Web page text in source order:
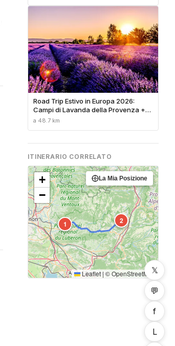
Road Trip Estivo in Europa 2026:
Campi di Lavanda della Provenza +
Tenute Vinicole Toscane (I Percorsi
a 48.7 km
ITINERARIO CORRELATO
1 2
+
−
La Mia Posizione
Leaflet|©OpenStreetMap𝕏
💬
f
L